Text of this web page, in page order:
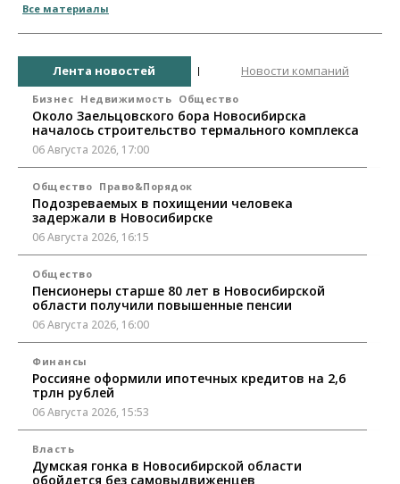
Все материалы
Лента новостей Новости компаний
Бизнес Недвижимость Общество
Около Заельцовского бора Новосибирска
началось строительство термального комплекса
06 Августа 2026, 17:00
Общество Право&Порядок
Подозреваемых в похищении человека
задержали в Новосибирске
06 Августа 2026, 16:15
Общество
Пенсионеры старше 80 лет в Новосибирской
области получили повышенные пенсии
06 Августа 2026, 16:00
Финансы
Россияне оформили ипотечных кредитов на 2,6
трлн рублей
06 Августа 2026, 15:53
Власть
Думская гонка в Новосибирской области
обойдется без самовыдвиженцев